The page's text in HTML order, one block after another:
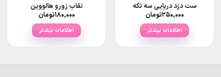
ست دزد دریایی سه تکه
۲۵۰,۰۰۰تومان
اطلاعات بیشتر
نقاب زورو هالووین
۱۸۰,۰۰۰تومان
اطلاعات بیشتر